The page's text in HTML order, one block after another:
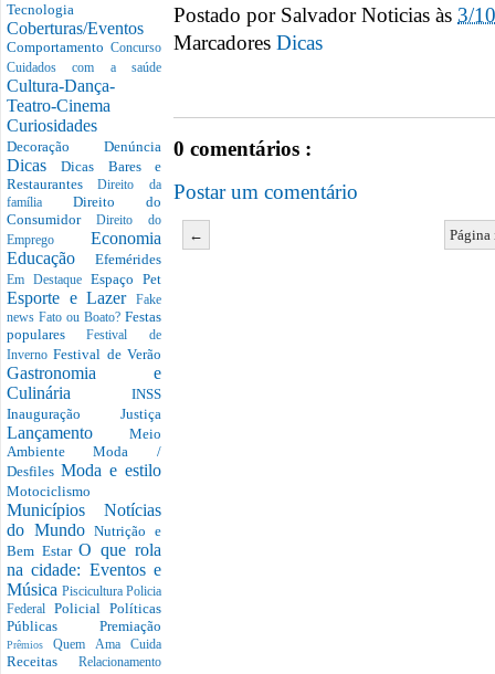
Tecnologia
Coberturas/Eventos
Comportamento Concurso
Cuidados com a saúde
Cultura-Dança-
Teatro-Cinema
Curiosidades
Decoração Denúncia
DicasDicas Bares e
RestaurantesDireito da
família Direito do
Consumidor Direito do
Emprego Economia
Educação Efemérides
Em Destaque Espaço Pet
Esporte e Lazer
Fake
news Fato ou Boato? Festas
popularesFestival de
InvernoFestival de Verão
Gastronomia e
Culinária INSS
Inauguração Justiça
Lançamento Meio
AmbienteModa /
Desfiles Moda e estilo
Motociclismo
Municípios Notícias
do MundoNutrição e
Bem EstarO que rola
na cidade: Eventos e
Música Piscicultura Policia
Federal Policial Políticas
Públicas Premiação
PrêmiosQuem Ama Cuida
Receitas Relacionamento
Postado por Salvador Noticias às 3/
Marcadores Dicas
0 comentários :
Postar um comentário
←